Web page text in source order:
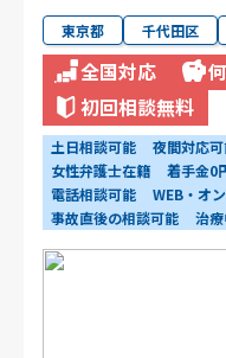
東京都 千代田区
全国対応
初回相談無料
土日相談可能 夜間対応
女性弁護士在籍
着手金0
電話相談可能
WEB・オ
事故直後の相談可能
治